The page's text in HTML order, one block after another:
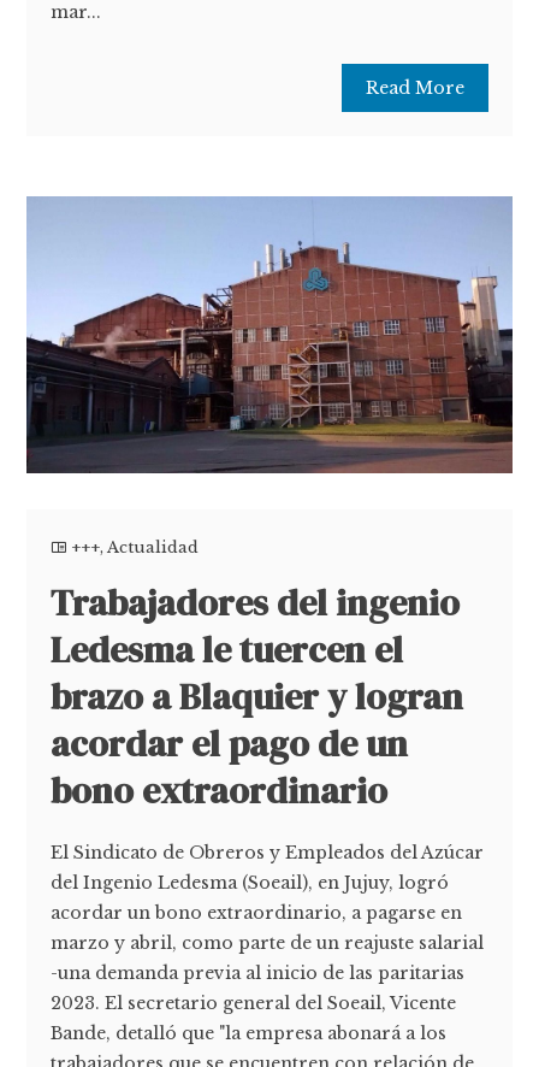
mar...
Read More
+++,Actualidad
Trabajadores del ingenio
Ledesma le tuercen el
brazo a Blaquier y logran
acordar el pago de un
bono extraordinario
El Sindicato de Obreros y Empleados del Azúcar
del Ingenio Ledesma (Soeail), en Jujuy, logró
acordar un bono extraordinario, a pagarse en
marzo y abril, como parte de un reajuste salarial
-una demanda previa al inicio de las paritarias
2023. El secretario general del Soeail, Vicente
Bande, detalló que "la empresa abonará a los